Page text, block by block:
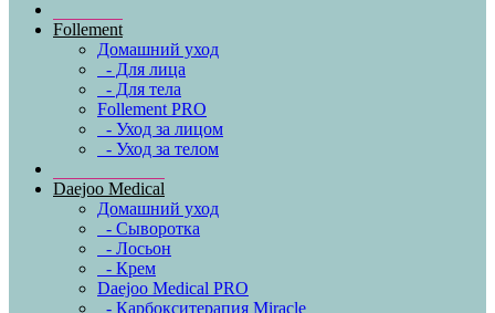
Follement
Домашний уход
- Для лица
- Для тела
Follement PRO
- Уход за лицом
- Уход за телом
Daejoo Medical
Домашний уход
- Сыворотка
- Лосьон
- Крем
Daejoo Medical PRO
- Карбокситерапия Miracle